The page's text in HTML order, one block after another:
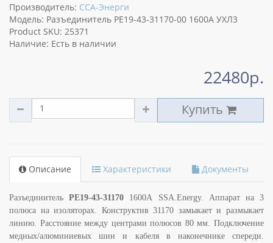
Производитель: ССА-Энерги
Модель: Разъединитель РЕ19-43-31170-00 1600А УХЛ3
Product SKU: 25371
Наличие: Есть в наличии
22480р.
Купить
Описание Характеристики Документы
РазъединительРЕ19-43-31170 1600А SSA.Energy. Аппарат на 3
полюса на изоляторах. Конструктив 31170 замыкает и размыкает
линию. Расстояние между центрами полюсов 80 мм. Подключение
медных/алюминиевых шин и кабеля в наконечнике спереди.